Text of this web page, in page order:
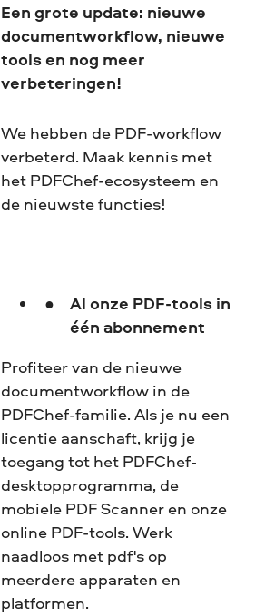
Een grote update: nieuwe
documentworkflow, nieuwe
tools en nog meer
verbeteringen!
We hebben de PDF-workflow
verbeterd. Maak kennis met
het PDFChef-ecosysteem en
de nieuwste functies!
Al onze PDF-tools in
één abonnement
Profiteer van de nieuwe
documentworkflow in de
PDFChef-familie. Als je nu een
licentie aanschaft, krijg je
toegang tot het PDFChef-
desktopprogramma, de
mobiele PDF Scanner en onze
online PDF-tools. Werk
naadloos met pdf's op
meerdere apparaten en
platformen.